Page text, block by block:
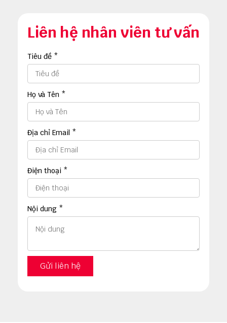
Liên hệ nhân viên tư vấn
Tiêu đề *
Họ và Tên *
Địa chỉ Email *
Điện thoại *
Nội dung *
Gửi liên hệ